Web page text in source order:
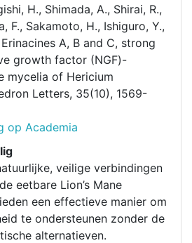
H., Shimada, A., Shirai, R.,
F., Sakamoto, H., Ishiguro, Y.,
A, B and C, strong
growth factor (NGF)-
mycelia of Hericium
Letters, 35(10), 1569-
op Academia
veilige verbindingen
eetbare Lion’s Mane
een effectieve manier om
te ondersteunen zonder de
alternatieven.